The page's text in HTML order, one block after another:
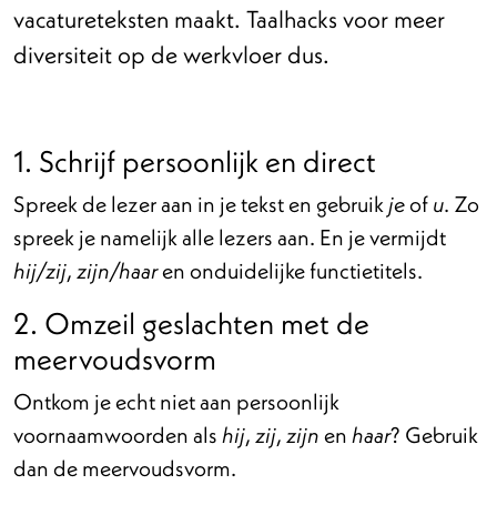
vacatureteksten maakt. Taalhacks voor meer
diversiteit op de werkvloer dus.
1. Schrijf persoonlijk en direct
Spreek de lezer aan in je tekst en gebruikjeof u. Zo
spreek je namelijk alle lezers aan. En je vermijdt
hij/zij, zijn/haaren onduidelijke functietitels.
2. Omzeil geslachten met de
meervoudsvorm
Ontkom je echt niet aan persoonlijk
voornaamwoorden als hij, zij, zijn en haar? Gebruik
dan de meervoudsvorm.